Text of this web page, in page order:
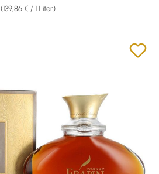
(139,86 € / 1 Liter)